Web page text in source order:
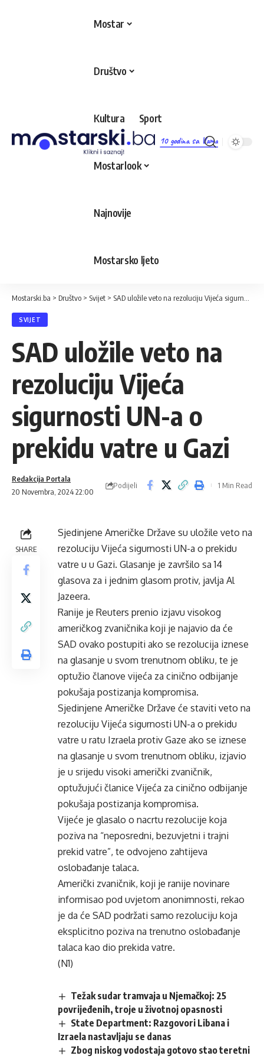
10 godina sa Vama
Mostar
Društvo
Kultura Sport
Mostarlook
Najnovije
Mostarsko ljeto
Mostarski.ba > Društvo > Svijet > SAD uložile veto na rezoluciju Vijeća sigurnosti UN-a o prekidu vatre u Gazi
SVIJET
SAD uložile veto na
rezoluciju Vijeća
sigurnosti UN-a o
prekidu vatre u Gazi
20 Novembra, 2024 22:00
Redakcija Portala
Podijeli 1 Min Read
SHARE
Sjedinjene Američke Države su uložile veto na
rezoluciju Vijeća sigurnosti UN-a o prekidu
vatre u u Gazi. Glasanje je završilo sa 14
glasova za i jednim glasom protiv, javlja Al
Jazeera.
Ranije je Reuters prenio izjavu visokog
američkog zvaničnika koji je najavio da će
SAD ovako postupiti ako se rezolucija iznese
na glasanje u svom trenutnom obliku, te je
optužio članove vijeća za cinično odbijanje
pokušaja postizanja kompromisa.
Sjedinjene Američke Države će staviti veto na
rezoluciju Vijeća sigurnosti UN-a o prekidu
vatre u ratu Izraela protiv Gaze ako se iznese
na glasanje u svom trenutnom obliku, izjavio
je u srijedu visoki američki zvaničnik,
optužujući članice Vijeća za cinično odbijanje
pokušaja postizanja kompromisa.
Vijeće je glasalo o nacrtu rezolucije koja
poziva na “neposredni, bezuvjetni i trajni
prekid vatre”, te odvojeno zahtijeva
oslobađanje talaca.
Američki zvaničnik, koji je ranije novinare
informisao pod uvjetom anonimnosti, rekao
je da će SAD podržati samo rezoluciju koja
eksplicitno poziva na trenutno oslobađanje
talaca kao dio prekida vatre.
(N1)
Težak sudar tramvaja u Njemačkoj: 25
povrijeđenih, troje u životnoj opasnosti
State Department: Razgovori Libana i
Izraela nastavljaju se danas
Zbog niskog vodostaja gotovo stao teretni